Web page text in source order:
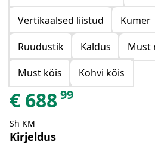
Vertikaalsed liistud
Kumer
Ruudustik
Kaldus Must
Must köis
Kohvi köis
€ 68899
Sh KM
Kirjeldus